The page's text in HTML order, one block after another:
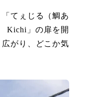
てぇじる（鯛あ
Kichi」の扉を開
がり、どこか気